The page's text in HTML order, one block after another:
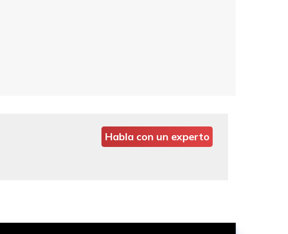
Habla con un experto